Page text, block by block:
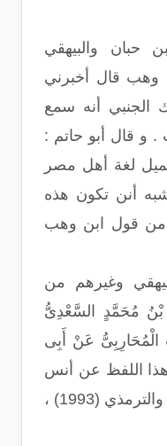
حبان والبيهقي
قال أخبرني
الجنبي أنه سمع
. و قال أبو حاتم :
لغة أهل مصر
أنن تكون هذه
من قول ابن وهب
وغيرهم من
بْنُ مُحَمَّدٍ السَّعْدِىُّ
عَنْ أَبِى
هذا اللفظ عن أنس
بن مالك عند ابن ماجه (51) ، والترمذي (1993) ،